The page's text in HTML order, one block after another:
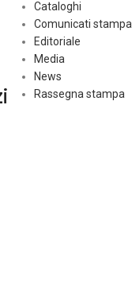
Cataloghi
Comunicati stampa
Editoriale
Media
News
Rassegna stampa